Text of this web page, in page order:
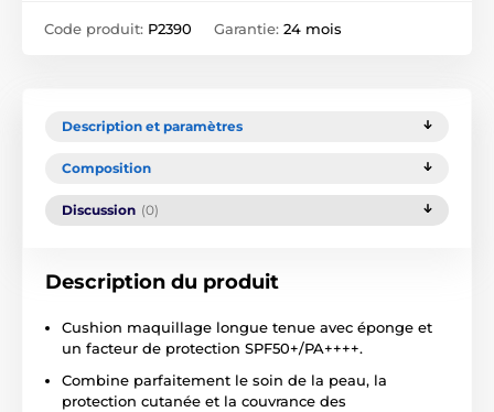
Code produit: P2390 Garantie: 24 mois
Description et paramètres
Composition
Discussion (0)
Description du produit
Cushion maquillage longue tenue avec éponge et
un facteur de protection SPF50+/PA++++.
Combine parfaitement le soin de la peau, la
protection cutanée et la couvrance des